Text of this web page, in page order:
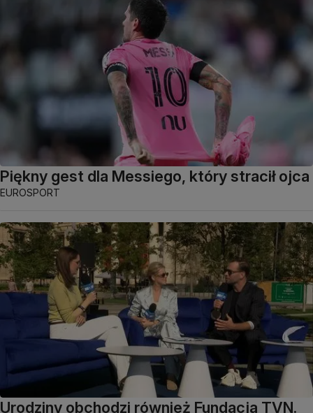
Piękny gest dla Messiego, który stracił ojca
EUROSPORT
Urodziny obchodzi również Fundacja TVN.